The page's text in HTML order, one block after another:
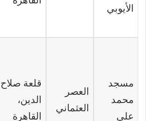
الأيوبي
مسجد
محمد
علي
العصر
العثماني
قلعة صلاح
الدين،
القاهرة